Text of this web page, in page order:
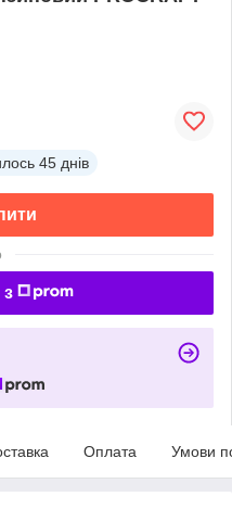
45 днів
з
Оплата Умови